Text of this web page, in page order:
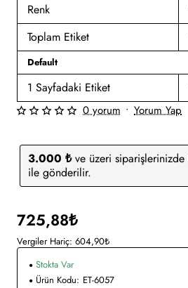
Renk
Toplam Etiket
Default
1 Sayfadaki Etiket
3.000 ₺ve üzeri siparişlerinizde
ile gönderilir.
0 yorum • Yorum Yap
725,88₺
Vergiler Hariç: 604,90₺
Stokta Var
Ürün Kodu: ET-6057